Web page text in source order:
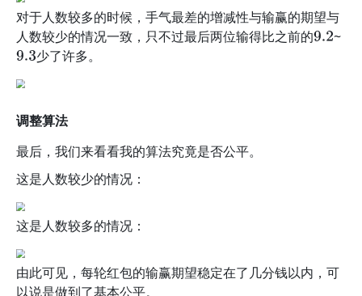
对于人数较多的时候，手气最差的增减性与输赢的期望与
人数较少的情况一致，只不过最后两位输得比之前的9.2~
9.3少了许多。
调整算法
最后，我们来看看我的算法究竟是否公平。
这是人数较少的情况：
这是人数较多的情况：
由此可见，每轮红包的输赢期望稳定在了几分钱以内，可
以说是做到了基本公平。